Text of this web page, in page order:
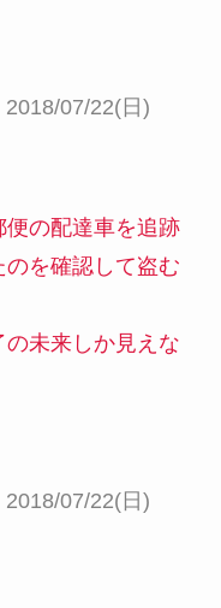
2018/07/22(日)
便の配達車を追跡
のを確認して盗む
未来しか見えな
2018/07/22(日)